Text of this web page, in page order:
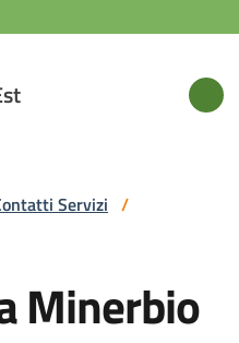
Servizi /
Minerbio